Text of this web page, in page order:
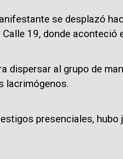
se desplazó
19, donde aconteció
dispersar al grupo de
lacrimógenos.
presenciales,